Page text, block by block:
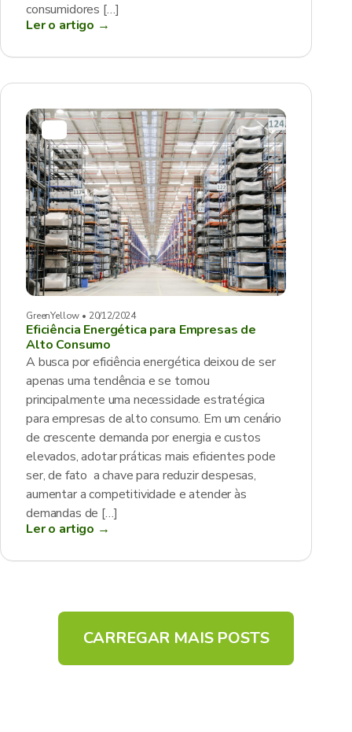
consumidores […]
Ler o artigo →
GreenYellow • 20/12/2024
Eficiência Energética para Empresas de
Alto Consumo
A busca por eficiência energética deixou de ser
apenas uma tendência e se tornou
principalmente uma necessidade estratégica
para empresas de alto consumo. Em um cenário
de crescente demanda por energia e custos
elevados, adotar práticas mais eficientes pode
ser, de fato a chave para reduzir despesas,
aumentar a competitividade e atender às
demandas de […]
Ler o artigo →
CARREGAR MAIS POSTS